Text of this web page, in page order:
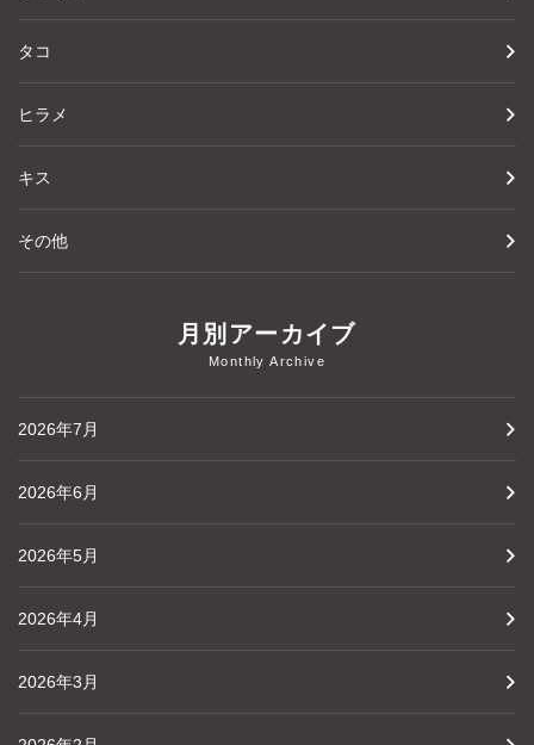
タコ
ヒラメ
キス
その他
月別アーカイブ
Monthly Archive
2026年7月
2026年6月
2026年5月
2026年4月
2026年3月